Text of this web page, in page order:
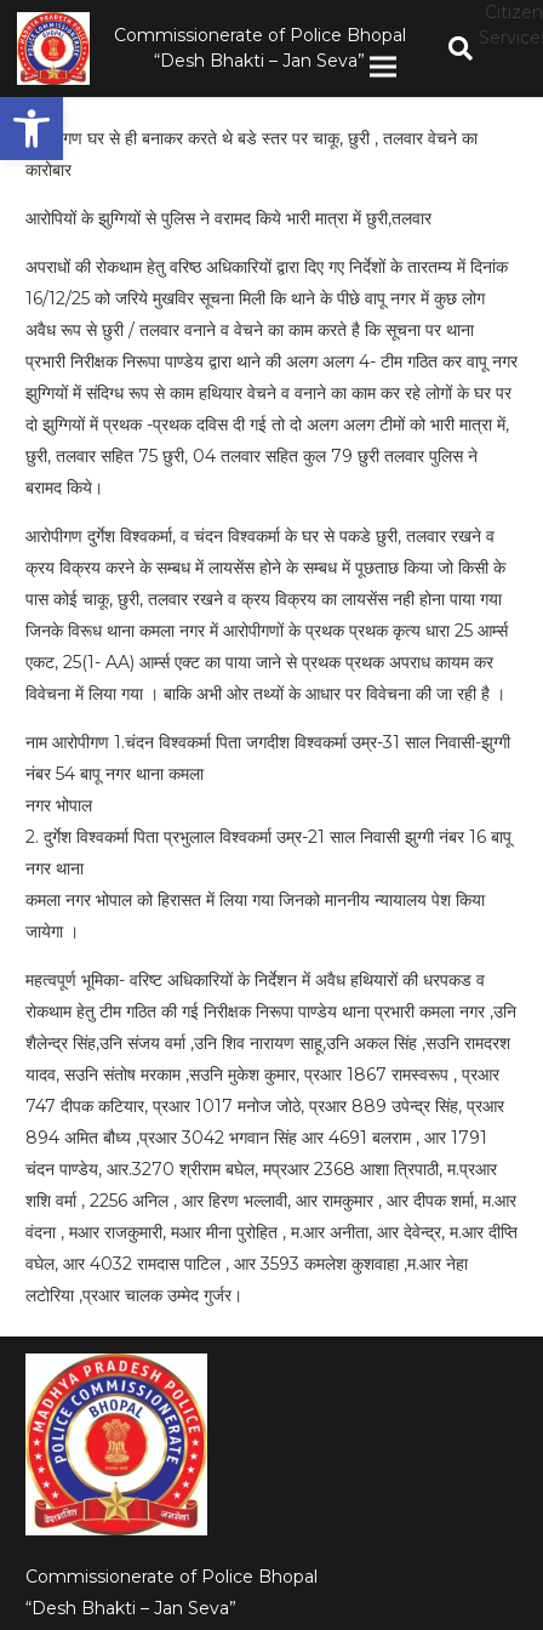
Open toolbar
Commissionerate of Police Bhopal
“Desh Bhakti – Jan Seva”
Citizen
आरोपीगण घर से ही बनाकर करते थे बडे स्तर पर चाकू, छुरी , तलवार वेचने का
कारोबार
आरोपियों के झुग्गियों से पुलिस ने वरामद किये भारी मात्रा में छुरी,तलवार
अपराधों की रोकथाम हेतु वरिष्ठ अधिकारियों द्वारा दिए गए निर्देशों के तारतम्य में दिनांक
16/12/25 को जरिये मुखविर सूचना मिली कि थाने के पीछे वापू नगर में कुछ लोग
अवैध रूप से छुरी / तलवार वनाने व वेचने का काम करते है कि सूचना पर थाना
प्रभारी निरीक्षक निरूपा पाण्डेय द्वारा थाने की अलग अलग 4- टीम गठित कर वापू नगर
झुग्गियों में संदिग्ध रूप से काम हथियार वेचने व वनाने का काम कर रहे लोगों के घर पर
दो झुग्गियों में प्रथक -प्रथक दविस दी गई तो दो अलग अलग टीमों को भारी मात्रा में,
छुरी, तलवार सहित 75 छुरी, 04 तलवार सहित कुल 79 छुरी तलवार पुलिस ने
बरामद किये।
आरोपीगण दुर्गेश विश्वकर्मा, व चंदन विश्वकर्मा के घर से पकडे छुरी, तलवार रखने व
क्रय विक्रय करने के सम्बध में लायसेंस होने के सम्बध में पूछताछ किया जो किसी के
पास कोई चाकू, छुरी, तलवार रखने व क्रय विक्रय का लायसेंस नही होना पाया गया
जिनके विरूध थाना कमला नगर में आरोपीगणों के प्रथक प्रथक कृत्य धारा 25 आर्म्स
एकट, 25(1- AA) आर्म्स एक्ट का पाया जाने से प्रथक प्रथक अपराध कायम कर
विवेचना में लिया गया । बाकि अभी ओर तथ्यों के आधार पर विवेचना की जा रही है ।
नाम आरोपीगण 1.चंदन विश्वकर्मा पिता जगदीश विश्वकर्मा उम्र-31 साल निवासी-झुग्गी
नंबर 54 बापू नगर थाना कमला
नगर भोपाल
2. दुर्गेश विश्वकर्मा पिता प्रभुलाल विश्वकर्मा उम्र-21 साल निवासी झुग्गी नंबर 16 बापू
नगर थाना
कमला नगर भोपाल को हिरासत में लिया गया जिनको माननीय न्यायालय पेश किया
जायेगा ।
महत्वपूर्ण भूमिका- वरिष्ट अधिकारियों के निर्देशन में अवैध हथियारों की धरपकड व
रोकथाम हेतु टीम गठित की गई निरीक्षक निरूपा पाण्डेय थाना प्रभारी कमला नगर ,उनि
शैलेन्द्र सिंह,उनि संजय वर्मा ,उनि शिव नारायण साहू,उनि अकल सिंह ,सउनि रामदरश
यादव, सउनि संतोष मरकाम ,सउनि मुकेश कुमार, प्रआर 1867 रामस्वरूप , प्रआर
747 दीपक कटियार, प्रआर 1017 मनोज जोठे, प्रआर 889 उपेन्द्र सिंह, प्रआर
894 अमित बौध्य ,प्रआर 3042 भगवान सिंह आर 4691 बलराम , आर 1791
चंदन पाण्डेय, आर.3270 श्रीराम बघेल, मप्रआर 2368 आशा त्रिपाठी, म.प्रआर
शशि वर्मा , 2256 अनिल , आर हिरण भल्लावी, आर रामकुमार , आर दीपक शर्मा, म.आर
वंदना , मआर राजकुमारी, मआर मीना पुरोहित , म.आर अनीता, आर देवेन्द्र, म.आर दीप्ति
वघेल, आर 4032 रामदास पाटिल , आर 3593 कमलेश कुशवाहा ,म.आर नेहा
लटोरिया ,प्रआर चालक उम्मेद गुर्जर।
Commissionerate of Police Bhopal
“Desh Bhakti – Jan Seva”